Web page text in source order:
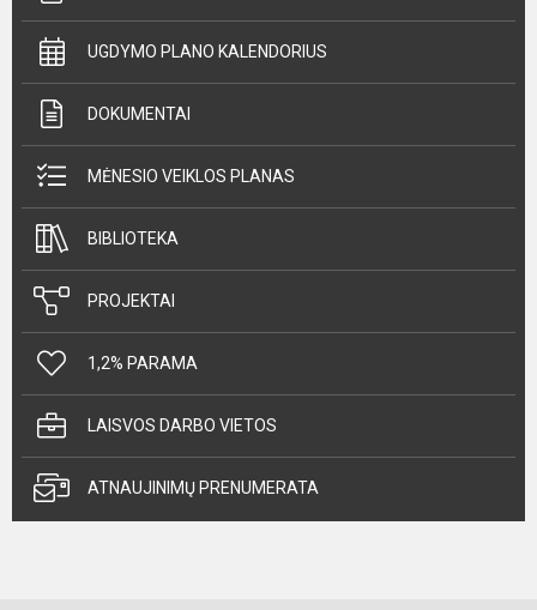
UGDYMO PLANO KALENDORIUS
DOKUMENTAI
MĖNESIO VEIKLOS PLANAS
BIBLIOTEKA
PROJEKTAI
1,2% PARAMA
LAISVOS DARBO VIETOS
ATNAUJINIMŲ PRENUMERATA